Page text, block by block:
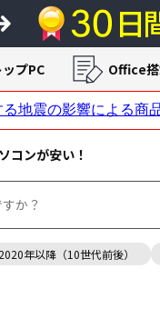
コンが安い！
2020年以降（10世代前後）
プPC Office